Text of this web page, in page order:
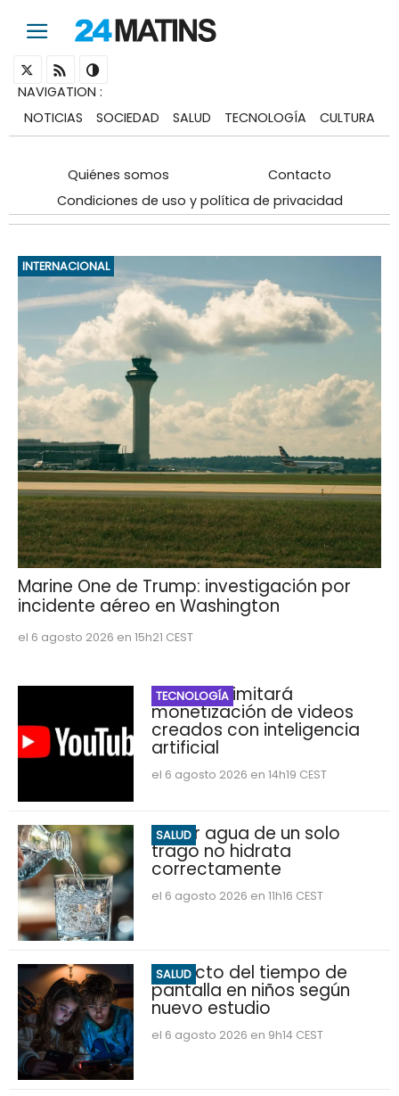
NAVIGATION :
NOTICIAS
SOCIEDAD SALUD TECNOLOGÍA CULTURA
Quiénes somos
Contacto
Condiciones de uso y política de privacidad
INTERNACIONAL
Marine One de Trump: investigación por
incidente aéreo en Washington
el 6 agosto 2026 en 15h21 CEST
TECNOLOGÍA
YouTube limitará
monetización de videos
creados con inteligencia
artificial
el 6 agosto 2026 en 14h19 CEST
SALUD
Beber agua de un solo
trago no hidrata
correctamente
el 6 agosto 2026 en 11h16 CEST
SALUD
Impacto del tiempo de
pantalla en niños según
nuevo estudio
el 6 agosto 2026 en 9h14 CEST